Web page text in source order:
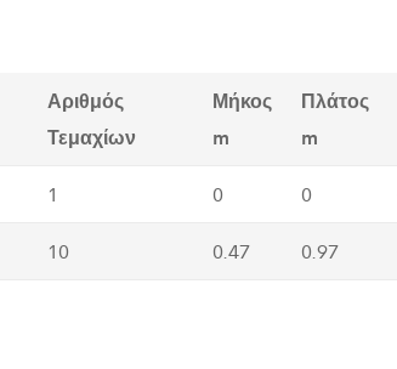
Αριθμός
Τεμαχίων
Μήκος
m
Πλάτος
m
1 0 0
10 0.47 0.97